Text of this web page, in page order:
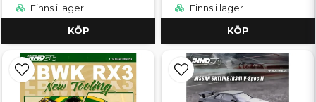
Finns i lager
KÖP
Finns i lager
KÖP